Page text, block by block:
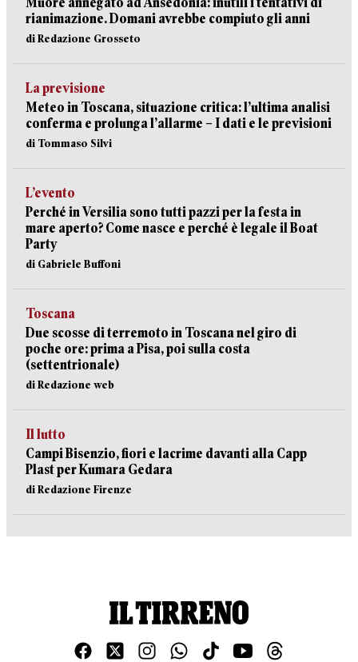
rianimazione. Domani avrebbe compiuto gli anni
di Redazione Grosseto
La previsione
Meteo in Toscana, situazione critica: l’ultima analisi
conferma e prolunga l’allarme – I dati e le previsioni
di Tommaso Silvi
L’evento
Perché in Versilia sono tutti pazzi per la festa in
mare aperto? Come nasce e perché è legale il Boat
Party
di Gabriele Buffoni
Toscana
Due scosse di terremoto in Toscana nel giro di
poche ore: prima a Pisa, poi sulla costa
(settentrionale)
di Redazione web
Il lutto
Campi Bisenzio, fiori e lacrime davanti alla Capp
Plast per Kumara Gedara
di Redazione Firenze